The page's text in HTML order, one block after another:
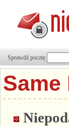
Sprawdź pocztę
Same